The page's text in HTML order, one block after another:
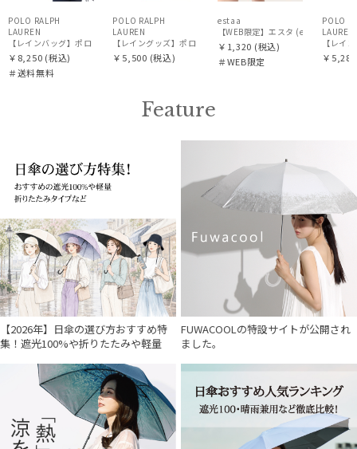
入荷状況
POLO RALPH
LAUREN
￥8,250 (税込)
＃送料無料
POLO RALPH
LAUREN
￥5,500 (税込)
estaa
【WEB限定】エスタ (estaa) くっ
￥1,320 (税込)
＃WEB限定
POLO
LAUREN
【レイ
￥5,280
Feature
【2026年】日傘の選び方おすすめ特
集！遮光100%や折りたたみや軽量
FUWACOOLの特設サイトが公開され
ました。